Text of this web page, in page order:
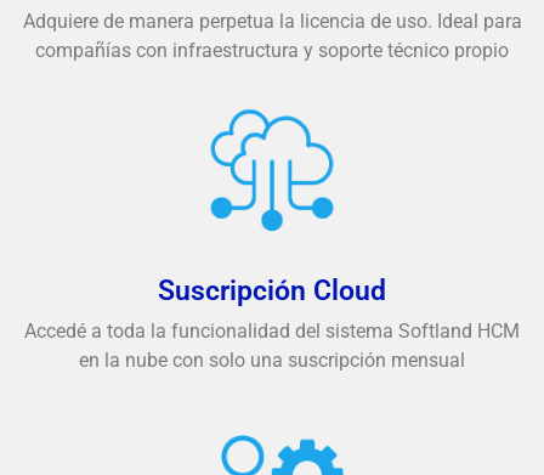
Adquiere de manera perpetua la licencia de uso. Ideal para
compañías con infraestructura y soporte técnico propio
Suscripción Cloud
Accedé a toda la funcionalidad del sistema Softland HCM
en la nube con solo una suscripción mensual